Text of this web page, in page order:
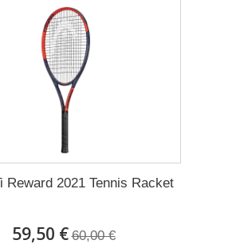
Reward 2021 Tennis Racket
59,50 € 60,00 €